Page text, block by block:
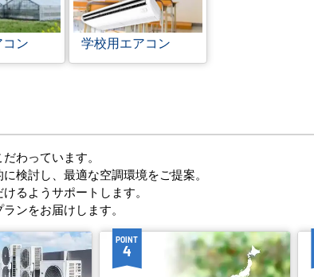
ン 学校用エアコン
わっています。
検討し、最適な空調環境をご提案。
るようサポートします。
ンをお届けします。
POINT
4